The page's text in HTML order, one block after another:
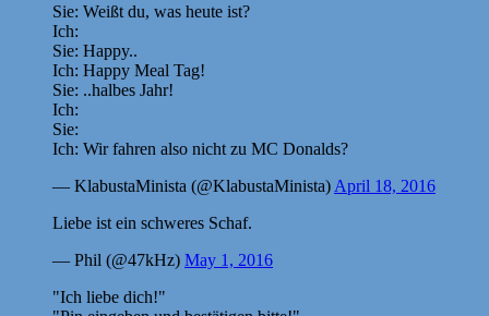
Sie: Weißt du, was heute ist?
Ich:
Sie: Happy..
Ich: Happy Meal Tag!
Sie: ..halbes Jahr!
Ich:
Sie:
Ich: Wir fahren also nicht zu MC Donalds?
— KlabustaMinista (@KlabustaMinista) April 18, 2016
Liebe ist ein schweres Schaf.
— Phil (@47kHz) May 1, 2016
"Ich liebe dich!"